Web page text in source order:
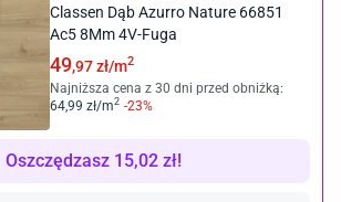
Classen Dąb Azurro Nature 66851
Ac5 8Mm 4V-Fuga
49,97 zł/m2
Najniższa cena z 30 dni przed obniżką:
64,99 zł/m2 -23%
Oszczędzasz 15,02 zł!